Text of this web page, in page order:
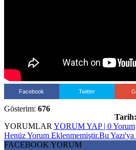
Facebook Twitter
Gösterim: 676
Tarih:
YORUMLARYORUM YAP | 0 Yorum
Henüz Yorum Eklenmemiştir.Bu
FACEBOOK YORUM